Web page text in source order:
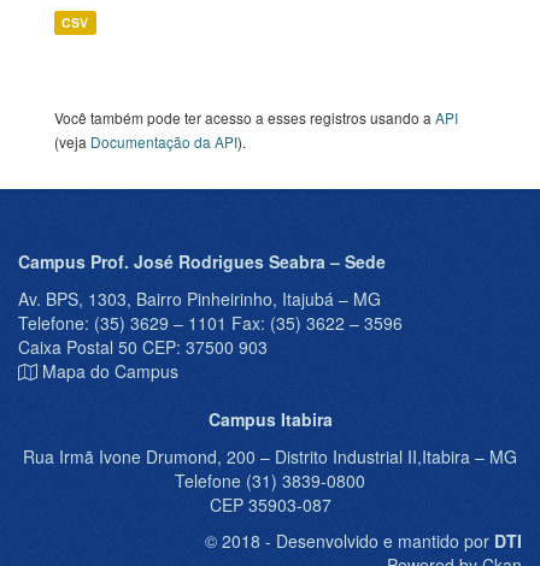
CSV
Você também pode ter acesso a esses registros usando a API
(veja Documentação da API).
Campus Prof. José Rodrigues Seabra – Sede
Av. BPS, 1303, Bairro Pinheirinho, Itajubá – MG
Telefone: (35) 3629 – 1101 Fax: (35) 3622 – 3596
Caixa Postal 50 CEP: 37500 903
Mapa do Campus
Campus Itabira
Rua Irmã Ivone Drumond, 200 – Distrito Industrial II,Itabira – MG
Telefone (31) 3839-0800
CEP 35903-087
© 2018 - Desenvolvido e mantido por DTI